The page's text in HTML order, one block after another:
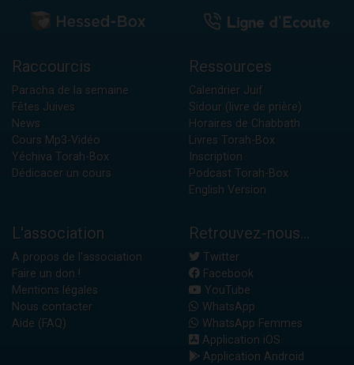
Raccourcis
Paracha de la semaine
Fêtes Juives
News
Cours Mp3-Vidéo
Yéchiva Torah-Box
Dédicacer un cours
Ressources
Calendrier Juif
Sidour (livre de prière)
Horaires de Chabbath
Livres Torah-Box
Inscription
Podcast Torah-Box
English Version
L'association
A propos de l'association
Faire un don !
Mentions légales
Nous contacter
Aide (FAQ)
Retrouvez-nous...
Twitter
Facebook
YouTube
WhatsApp
WhatsApp Femmes
Application iOS
Application Android